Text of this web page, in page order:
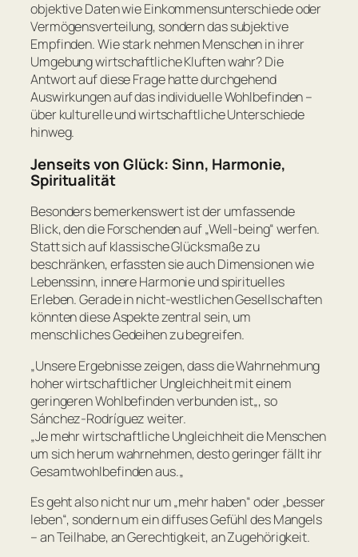
objektive Daten wie Einkommensunterschiede oder
Vermögensverteilung, sondern das subjektive
Empfinden. Wie stark nehmen Menschen in ihrer
Umgebung wirtschaftliche Kluften wahr? Die
Antwort auf diese Frage hatte durchgehend
Auswirkungen auf das individuelle Wohlbefinden –
über kulturelle und wirtschaftliche Unterschiede
hinweg.
Jenseits von Glück: Sinn, Harmonie,
Spiritualität
Besonders bemerkenswert ist der umfassende
Blick, den die Forschenden auf „Well-being“ werfen.
Statt sich auf klassische Glücksmaße zu
beschränken, erfassten sie auch Dimensionen wie
Lebenssinn, innere Harmonie und spirituelles
Erleben. Gerade in nicht-westlichen Gesellschaften
könnten diese Aspekte zentral sein, um
menschliches Gedeihen zu begreifen.
„Unsere Ergebnisse zeigen, dass die Wahrnehmung
hoher wirtschaftlicher Ungleichheit mit einem
geringeren Wohlbefinden verbunden ist„, so
Sánchez-Rodríguez weiter.
„Je mehr wirtschaftliche Ungleichheit die Menschen
um sich herum wahrnehmen, desto geringer fällt ihr
Gesamtwohlbefinden aus.„
Es geht also nicht nur um „mehr haben“ oder „besser
leben“, sondern um ein diffuses Gefühl des Mangels
– an Teilhabe, an Gerechtigkeit, an Zugehörigkeit.